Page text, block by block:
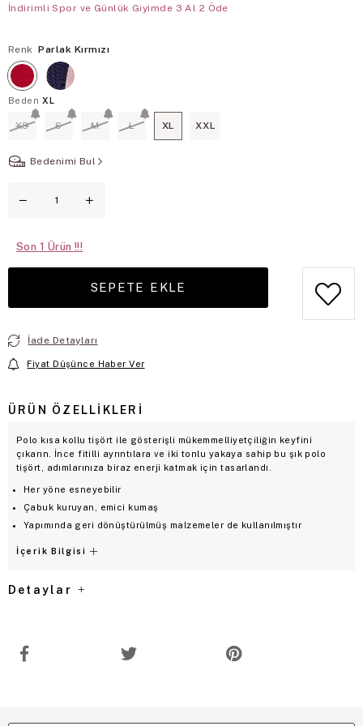
İndirimli Spor ve Günlük Giyimde 3 Al 2 Öde
Renk Parlak Kırmızı
Beden XL
XS S M L XL XXL
Bedenimi Bul
Son 1
İade Detayları
Fiyat Düşünce Haber Ver
ÜRÜN ÖZELLIKLERI
Polo kısa kollu tişört ile gösterişli mükemmelliyetçiliğin keyfini
çıkarın. İnce fitilli ayrıntılara ve iki tonlu yakaya sahip bu şık polo
tişört, adımlarınıza biraz enerji katmak için tasarlandı.
Her yöne esneyebilir
Çabuk kuruyan, emici kumaş
Yapımında geri dönüştürülmüş malzemeler de kullanılmıştır
İçerik Bilgisi
Detaylar